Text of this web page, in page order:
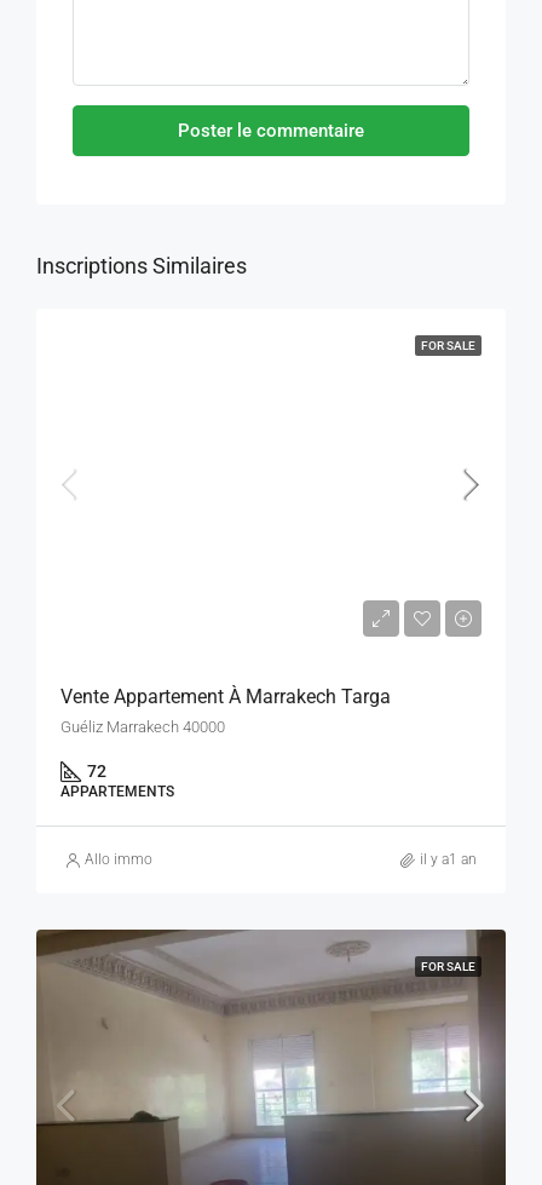
Poster le commentaire
Inscriptions Similaires
FOR SALE
Vente Appartement À Marrakech Targa
Guéliz Marrakech 40000
72
APPARTEMENTS
Allo immo il y a1 an
FOR SALE